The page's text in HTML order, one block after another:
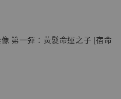
像 第一彈：黃髮命運之子 [宿命